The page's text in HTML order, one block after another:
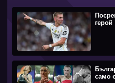
само